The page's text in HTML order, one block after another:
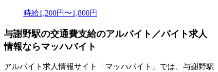
時給1,200円〜1,800円
与謝野駅の交通費支給のアルバイト／バイト求人
情報ならマッハバイト
アルバイト求人情報サイト「マッハバイト」では、与謝野駅